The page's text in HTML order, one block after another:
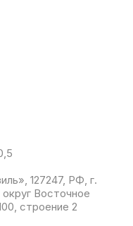
127247, РФ, г.
Восточное
строение 2